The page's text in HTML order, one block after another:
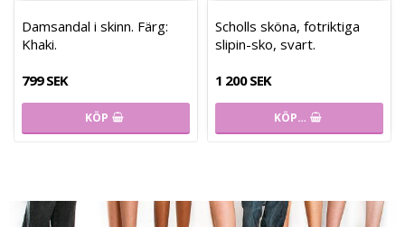
Damsandal i skinn. Färg:
Khaki.
799 SEK
KÖP
Scholls sköna, fotriktiga
slipin-sko, svart.
1 200 SEK
KÖP…